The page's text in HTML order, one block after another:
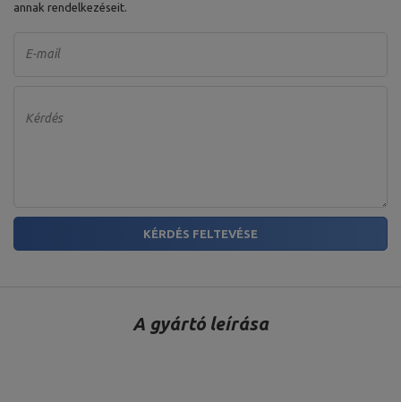
annak rendelkezéseit.
E-mail
Kérdés
KÉRDÉS FELTEVÉSE
A gyártó leírása